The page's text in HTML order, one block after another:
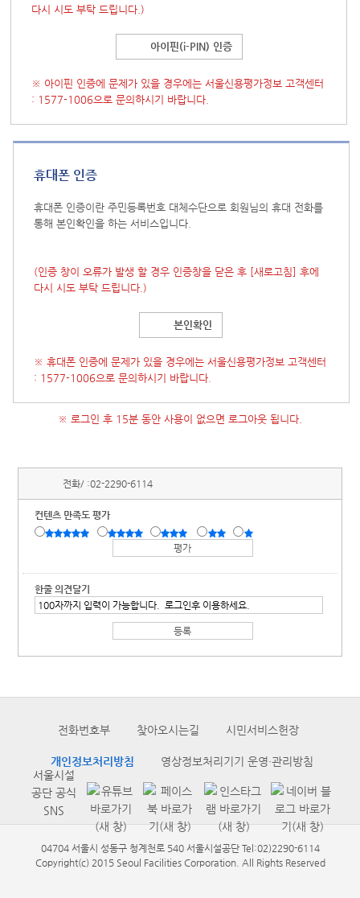
다시 시도 부탁 드립니다.)
아이핀(i-PIN) 인증
※ 아이핀 인증에 문제가 있을 경우에는 서울신용평가정보 고객센터
: 1577-1006으로 문의하시기 바랍니다.
휴대폰 인증
휴대폰 인증이란 주민등록번호 대체수단으로 회원님의 휴대 전화를
통해 본인확인을 하는 서비스입니다.
(인증 창이 오류가 발생 할 경우 인증창을 닫은 후 [새로고침] 후에
다시 시도 부탁 드립니다.)
본인확인
※ 휴대폰 인증에 문제가 있을 경우에는 서울신용평가정보 고객센터
: 1577-1006으로 문의하시기 바랍니다.
※ 로그인 후 15분 동안 사용이 없으면 로그아웃 됩니다.
전화/ :02-2290-6114
컨텐츠 만족도 평가
한줄 의견달기
전화번호부 찾아오시는길 시민서비스헌장
개인정보처리방침
영상정보처리기기 운영·관리방침
서울시설
공단 공식
SNS
04704 서울시 성동구 청계천로 540 서울시설공단 Tel:02)2290-6114
Copyright(c) 2015 Seoul Facilities Corporation. All Rights Reserved